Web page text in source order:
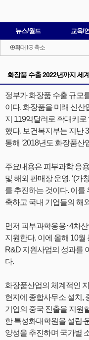
뉴스/월드 교육/
확대 축소
화장품 수출 2022년까지 세
정부가 화장품 수출 규모
이다. 화장품을 미래 신산
지 119억달러로 확대키
했다. 보건복지부는 지난
통해 ‘2018년도 화장품산
주요내용은 피부과학 응
및 해외 판매장 운영, ‘(가
를 추진하는 것이다. 이
축하고 국내 기업들의 해
먼저 피부과학응용･4차
지원한다. 이에 올해 10월
R&D 지원사업의 성과를
다.
화장품산업의 체계적인
현지에 종합사무소 설치,
기업의 중국 진출을 지원
한 특성화대학원을 설립‧
양성을 추진하며 국가별